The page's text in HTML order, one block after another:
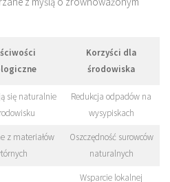
Korzyści dla
środowiska
się naturalnie
Redukcja odpadów na
wysypiskach
z materiałów
Oszczędność surowców
naturalnych
Wsparcie lokalnej